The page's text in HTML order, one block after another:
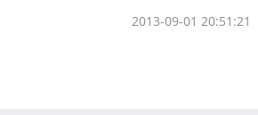
2013-09-01 20:51:21